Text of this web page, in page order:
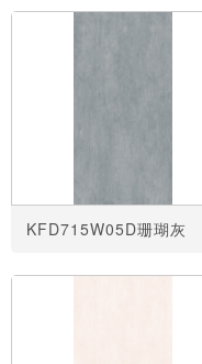
KFD715W05D珊瑚灰